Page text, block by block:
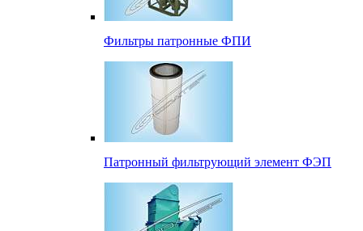
Фильтры патронные ФПИ
Патронный фильтрующий элемент ФЭП